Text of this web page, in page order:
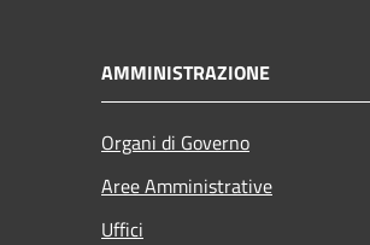
AMMINISTRAZIONE
Organi di Governo
Aree Amministrative
Uffici